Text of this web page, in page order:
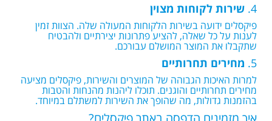
4. שירות לקוחות מצוין
פיקסלים ידועה בשירות הלקוחות המעולה שלה. הצוות זמין
לענות על כל שאלה, להציע פתרונות יצירתיים ולהבטיח
שתקבלו את המוצר המושלם עבורכם.
5. מחירים תחרותיים
למרות האיכות הגבוהה של המוצרים והשירות, פיקסלים מציעה
מחירים תחרותיים והוגנים. תוכלו ליהנות מהנחות והטבות
בהזמנות גדולות, מה שהופך את השירות למשתלם במיוחד.